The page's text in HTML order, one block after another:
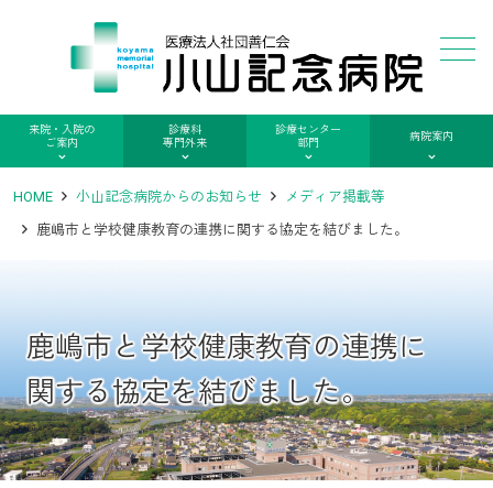
来院・入院の
ご案内
診療科
専門外来
診療センター
部門
病院案内
HOME 小山記念病院からのお知らせ
メディア掲載等
鹿嶋市と学校健康教育の連携に関する協定を結びました。
鹿嶋市と学校健康教育の連携に
関する協定を結びました。